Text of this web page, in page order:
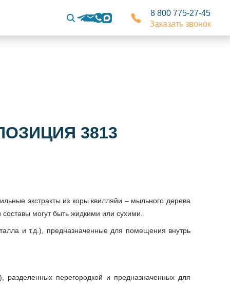
8 800 775-27-45
Заказать звонок
3813
экстракты из коры квилляйи – мыльного дерева
могут быть жидкими или сухими.
и т.д.), предназначенные для помещения внутрь
перегородкой и предназначенных для